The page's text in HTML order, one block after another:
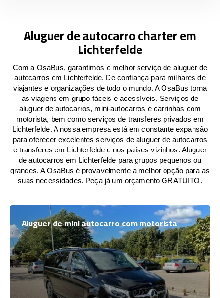
Aluguer de autocarro charter em
Lichterfelde
Com a OsaBus, garantimos o melhor serviço de aluguer de
autocarros em Lichterfelde. De confiança para milhares de
viajantes e organizações de todo o mundo. A OsaBus torna
as viagens em grupo fáceis e acessíveis. Serviços de
aluguer de autocarros, mini-autocarros e carrinhas com
motorista, bem como serviços de transferes privados em
Lichterfelde. A nossa empresa está em constante expansão
para oferecer excelentes serviços de aluguer de autocarros
e transferes em Lichterfelde e nos países vizinhos. Aluguer
de autocarros em Lichterfelde para grupos pequenos ou
grandes. A OsaBus é provavelmente a melhor opção para as
suas necessidades. Peça já um orçamento GRATUITO.
Aluguer de mini autocarro com motorista